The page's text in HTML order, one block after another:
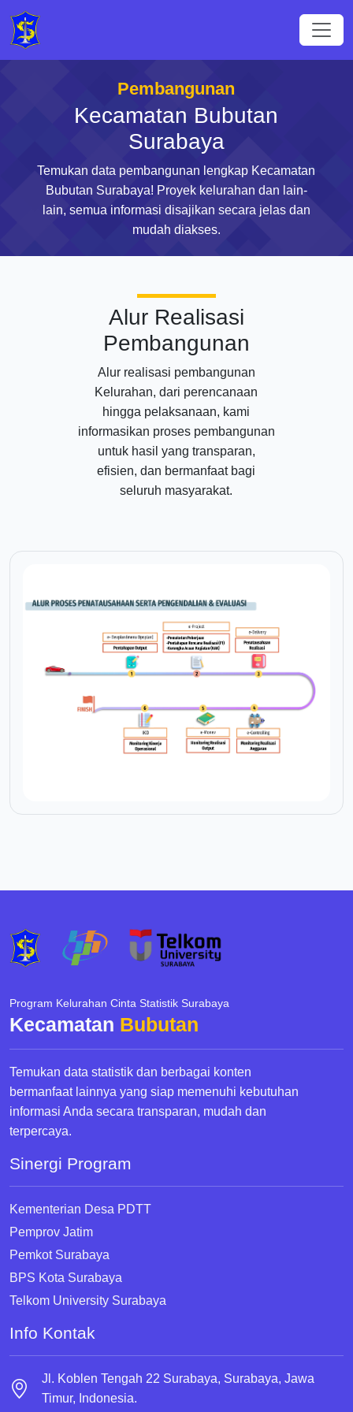
Pembangunan
Kecamatan Bubutan
Surabaya
Temukan data pembangunan lengkap Kecamatan
Bubutan Surabaya! Proyek kelurahan dan lain-
lain, semua informasi disajikan secara jelas dan
mudah diakses.
Alur Realisasi
Pembangunan
Alur realisasi pembangunan
Kelurahan, dari perencanaan
hingga pelaksanaan, kami
informasikan proses pembangunan
untuk hasil yang transparan,
efisien, dan bermanfaat bagi
seluruh masyarakat.
Program Kelurahan Cinta Statistik Surabaya
Kecamatan Bubutan
Temukan data statistik dan berbagai konten
bermanfaat lainnya yang siap memenuhi kebutuhan
informasi Anda secara transparan, mudah dan
terpercaya.
Sinergi Program
Kementerian Desa PDTT
Pemprov Jatim
Pemkot Surabaya
BPS Kota Surabaya
Telkom University Surabaya
Info Kontak
Jl. Koblen Tengah 22 Surabaya, Surabaya, Jawa
Timur, Indonesia.